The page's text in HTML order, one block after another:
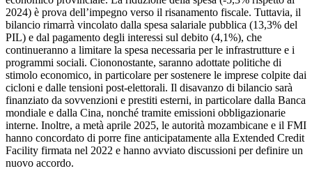
2024) è prova dell’impegno verso il risanamento fiscale. Tuttavia, il
bilancio rimarrà vincolato dalla spesa salariale pubblica (13,3% del
PIL) e dal pagamento degli interessi sul debito (4,1%), che
continueranno a limitare la spesa necessaria per le infrastrutture e i
programmi sociali. Ciononostante, saranno adottate politiche di
stimolo economico, in particolare per sostenere le imprese colpite dai
cicloni e dalle tensioni post-elettorali. Il disavanzo di bilancio sarà
finanziato da sovvenzioni e prestiti esterni, in particolare dalla Banca
mondiale e dalla Cina, nonché tramite emissioni obbligazionarie
interne. Inoltre, a metà aprile 2025, le autorità mozambicane e il FMI
hanno concordato di porre fine anticipatamente alla Extended Credit
Facility firmata nel 2022 e hanno avviato discussioni per definire un
nuovo accordo.